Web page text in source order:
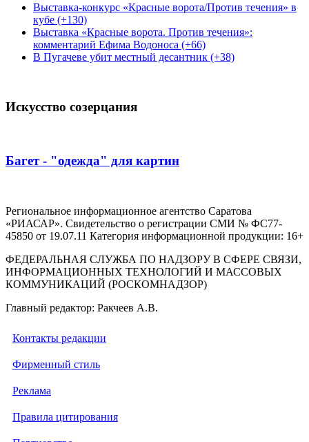
Выставка-конкурс «Красные ворота/Против течения» в
кубе (+130)
Выставка «Красные ворота. Против течения»:
комментарий Ефима Водоноса (+66)
В Пугачеве убит местный десантник (+38)
Искусство созерцания
Багет - "одежда" для картин
Региональное информационное агентство Саратова
«РИАСАР». Свидетельство о регистрации СМИ № ФС77-
45850 от 19.07.11 Категория информационной продукции: 16+
ФЕДЕРАЛЬНАЯ СЛУЖБА ПО НАДЗОРУ В СФЕРЕ СВЯЗИ,
ИНФОРМАЦИОННЫХ ТЕХНОЛОГИЙ И МАССОВЫХ
КОММУНИКАЦИЙ (РОСКОМНАДЗОР)
Главный редактор: Ракчеев А.В.
Контакты редакции
Фирменный стиль
Реклама
Правила цитирования